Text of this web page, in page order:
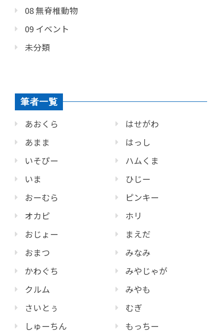
08 無脊椎動物
09 イベント
未分類
筆者一覧
あおくら
あまま
いそぴー
いま
おーむら
オカピ
おじょー
おまつ
かわぐち
クルム
さいとぅ
しゅーちん
はせがわ
はっし
ハムくま
ひじー
ピンキー
ホリ
まえだ
みなみ
みやじゃが
みやも
むぎ
もっちー